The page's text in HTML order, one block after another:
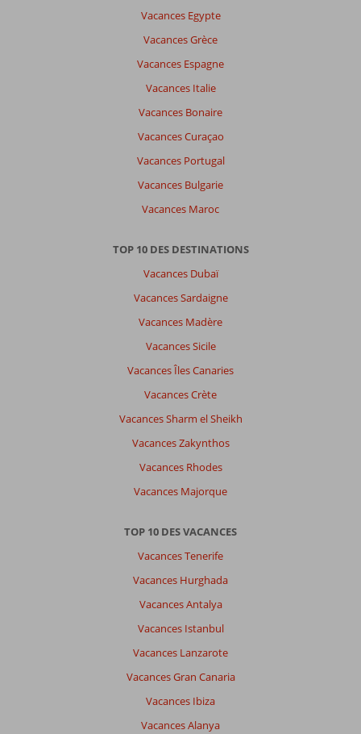
Vacances Egypte
Vacances Grèce
Vacances Espagne
Vacances Italie
Vacances Bonaire
Vacances Curaçao
Vacances Portugal
Vacances Bulgarie
Vacances Maroc
TOP 10 DES DESTINATIONS
Vacances Dubaï
Vacances Sardaigne
Vacances Madère
Vacances Sicile
Vacances Îles Canaries
Vacances Crète
Vacances Sharm el Sheikh
Vacances Zakynthos
Vacances Rhodes
Vacances Majorque
TOP 10 DES VACANCES
Vacances Tenerife
Vacances Hurghada
Vacances Antalya
Vacances Istanbul
Vacances Lanzarote
Vacances Gran Canaria
Vacances Ibiza
Vacances Alanya